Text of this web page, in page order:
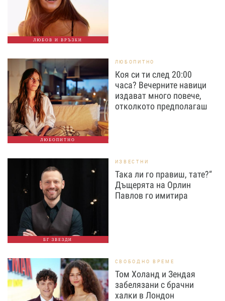
ЛЮБОВ И ВРЪЗКИ
ЛЮБОПИТНО
ЛЮБОПИТНО
Коя си ти след 20:00
часа? Вечерните навици
издават много повече,
отколкото предполагаш
БГ ЗВЕЗДИ
ИЗВЕСТНИ
Така ли го правиш, тате?“
Дъщерята на Орлин
Павлов го имитира
СВОБОДНО ВРЕМЕ
Том Холанд и Зендая
забелязани с брачни
халки в Лондон